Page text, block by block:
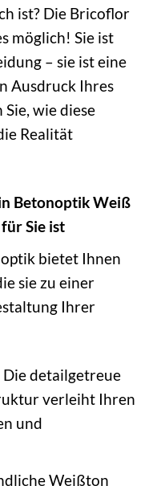
ist? Die Bricoflor
möglich! Sie ist
– sie ist eine
Ausdruck Ihres
wie diese
Realität
Betonoptik Weiß
Sie ist
bietet Ihnen
sie zu einer
Ihrer
Die detailgetreue
verleiht Ihren
und
Weißton